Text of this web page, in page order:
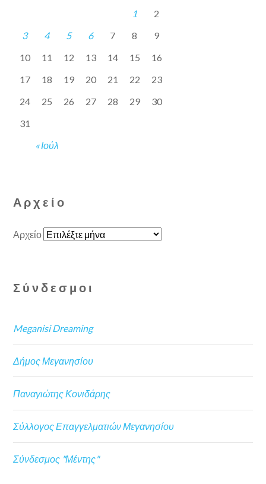
« Ιούλ
1
2
3
4 5 6 7 8
9
10
11 12 13 14 15
16
17
18 19 20 21 22
23
24
25 26 27 28 29
30
31
Αρχείο
Αρχείο
Σύνδεσμοι
Meganisi Dreaming
Δήμος Μεγανησίου
Παναγιώτης Κονιδάρης
Σύλλογος Επαγγελματιών Μεγανησίου
Σύνδεσμος "Μέντης"